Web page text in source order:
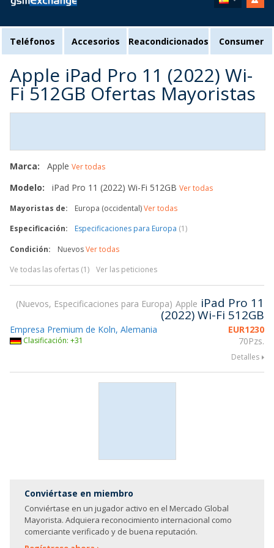
Teléfonos Accesorios Reacondicionados Consumer
Apple iPad Pro 11 (2022) Wi-
Fi 512GB Ofertas Mayoristas
Marca: Apple Ver todas
Modelo: iPad Pro 11 (2022) Wi-Fi 512GB Ver todas
Mayoristas de:
Europa (occidental)Ver todas
Especificación:
Especificaciones para Europa (1)
Condición:
NuevosVer todas
Ve todas las ofertas (1)
Ver las peticiones
Nuevos, Especificaciones para Europa Apple iPad Pro 11
(2022) Wi-Fi 512GB
EUR1230
70Pzs.
Empresa Premium de Koln, Alemania
Clasificación: +31
Detalles
Conviértase en miembro
Conviértase en un jugador activo en el Mercado Global
Mayorista. Adquiera reconocimiento internacional como
comerciante verificado y de buena reputación.